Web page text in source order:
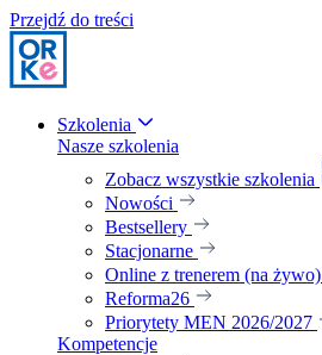
Przejdź do treści
Szkolenia
Nasze szkolenia
Zobacz wszystkie szkolenia
Nowości
Bestsellery
Stacjonarne
Online z trenerem (na żywo)
Reforma26
Priorytety MEN 2026/2027
Kompetencje